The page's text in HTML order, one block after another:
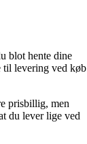
blot hente dine
til levering ved køb
prisbillig, men
du lever lige ved